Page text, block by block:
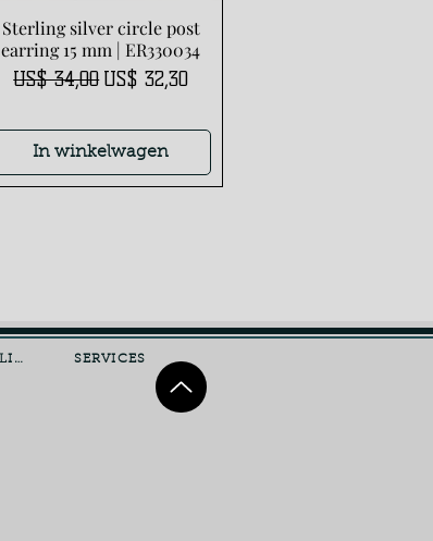
Snel overzicht
Sterling silver circle post
earring 15 mm | ER330034
Normale prijs
US$ 34,00 Verkoopprijs
US$ 32,30
In winkelwagen
PORTFOLIO SERVICES